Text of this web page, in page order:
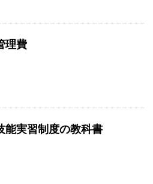
理費
能実習制度の教科書